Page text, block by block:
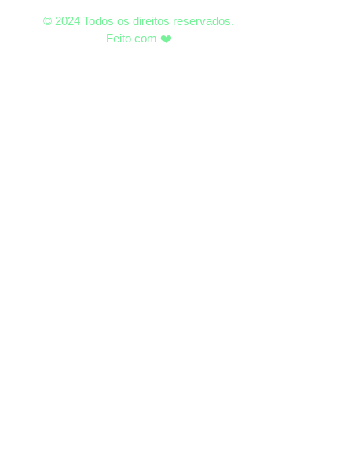
© 2024 Todos os direitos reservados.
Feito com ❤️